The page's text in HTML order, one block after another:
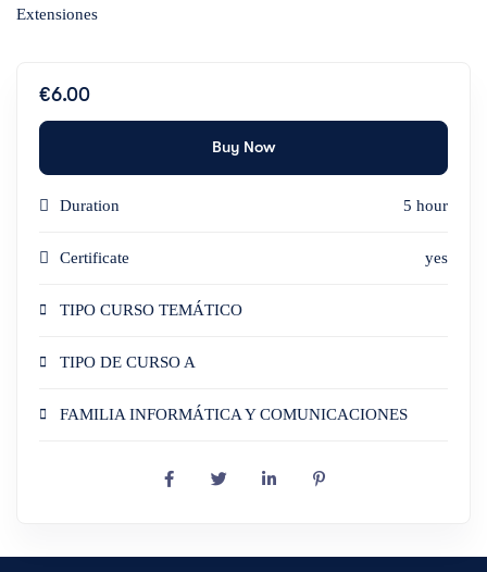
Extensiones
€6.00
Buy Now
Duration 5 hour
Certificate yes
TIPO CURSO TEMÁTICO
TIPO DE CURSO A
FAMILIA INFORMÁTICA Y COMUNICACIONES